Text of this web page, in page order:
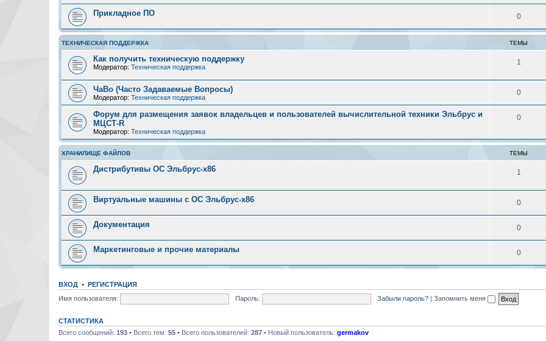
Прикладное ПО 0
ТЕХНИЧЕСКАЯ ПОДДЕРЖКА ТЕМЫ
Как получить техническую поддержку
Модератор: Техническая поддержка
1
ЧаВо (Часто Задаваемые Вопросы)
Модератор: Техническая поддержка
0
Форум для размещения заявок владельцев и пользователей вычислительной техники Эльбрус и
МЦСТ-R
Модератор: Техническая поддержка
0
ХРАНИЛИЩЕ ФАЙЛОВ ТЕМЫ
Дистрибутивы ОС Эльбрус-x86 1
Виртуальные машины с ОС Эльбрус-x86 0
Документация 0
Маркетинговые и прочие материалы 0
ВХОД • РЕГИСТРАЦИЯ
Имя пользователя:
Пароль: Забыли пароль? | Запомнить меня
СТАТИСТИКА
Всего сообщений: 193 • Всего тем: 55 • Всего пользователей: 287 • Новый пользователь: germakov